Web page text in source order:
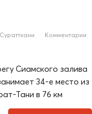
Комментарии:
Сиамского залива
34-е место из
Тани в 76 км